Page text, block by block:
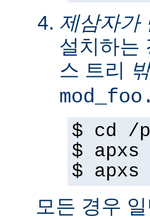
제삼자가
설치하는
스 트리
$ cd /
$ apxs
$
모든 경우